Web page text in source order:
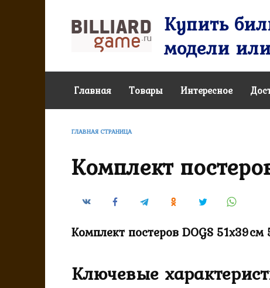
Купить
модели
Главная Товары Интересное
ГЛАВНАЯ СТРАНИЦА
Комплект
Комплект постеров DOGS
Ключевые